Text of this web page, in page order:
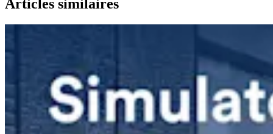
Articles similaires